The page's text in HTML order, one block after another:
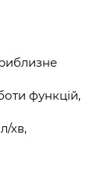
функцій,
хв,